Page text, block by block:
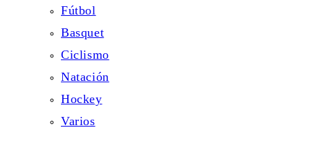
Fútbol
Basquet
Ciclismo
Natación
Hockey
Varios